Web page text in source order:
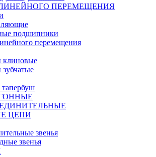
ПЕРЕМЕЩЕНИЯ
подшипники
перемещения
ЦЕПИ
звенья
звенья